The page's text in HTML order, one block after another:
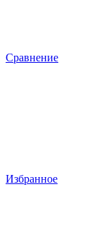
Сравнение
Избранное